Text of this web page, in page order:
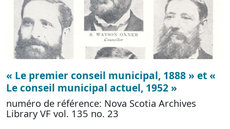
« Le premier conseil municipal, 1888 » et «
Le conseil municipal actuel, 1952 »
numéro de référence: Nova Scotia Archives
Library VF vol. 135 no. 23